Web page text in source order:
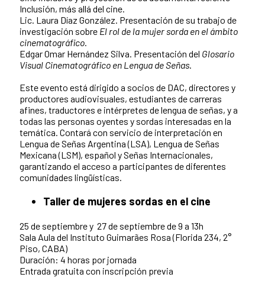
Inclusión, más allá del cine.
Lic. Laura Díaz González. Presentación de su trabajo de
investigación sobre El rol de la mujer sorda en el ámbito
cinematográfico.
Edgar Omar Hernández Silva. Presentación del Glosario
Visual Cinematográfico en Lengua de Señas.
Este evento está dirigido a socios de DAC, directores y
productores audiovisuales, estudiantes de carreras
afines, traductores e intérpretes de lengua de señas, y a
todas las personas oyentes y sordas interesadas en la
temática. Contará con servicio de interpretación en
Lengua de Señas Argentina (LSA), Lengua de Señas
Mexicana (LSM), español y Señas Internacionales,
garantizando el acceso a participantes de diferentes
comunidades lingüísticas.
Taller de mujeres sordas en el cine
25 de septiembre y 27 de septiembre de 9 a 13h
Sala Aula del Instituto Guimarães Rosa (Florida 234, 2°
Piso, CABA)
Duración: 4 horas por jornada
Entrada gratuita con inscripción previa